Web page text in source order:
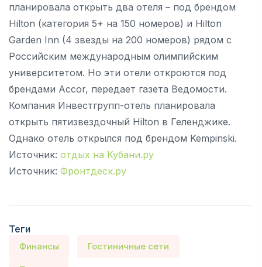
планировала открыть два отеля – под брендом
Hilton (категория 5+ на 150 номеров) и Hilton
Garden Inn (4 звезды на 200 номеров) рядом с
Российским международным олимпийским
университетом. Но эти отели откроются под
брендами Accor, передает газета Ведомости.
Компания Инвестгрупп-отель планировала
открыть пятизвездочный Hilton в Геленджике.
Однако отель открылся под брендом Kempinski.
Источник: отдых на Кубани.ру
Источник: Фронтдеск.ру
Теги
Финансы Гостиничные сети